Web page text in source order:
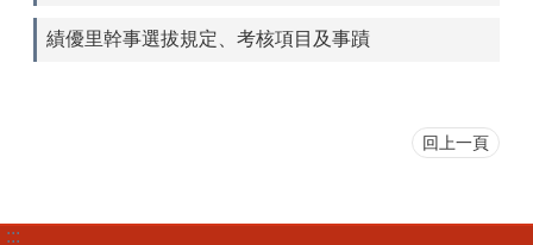
績優里幹事選拔規定、考核項目及事蹟
回上一頁
:::